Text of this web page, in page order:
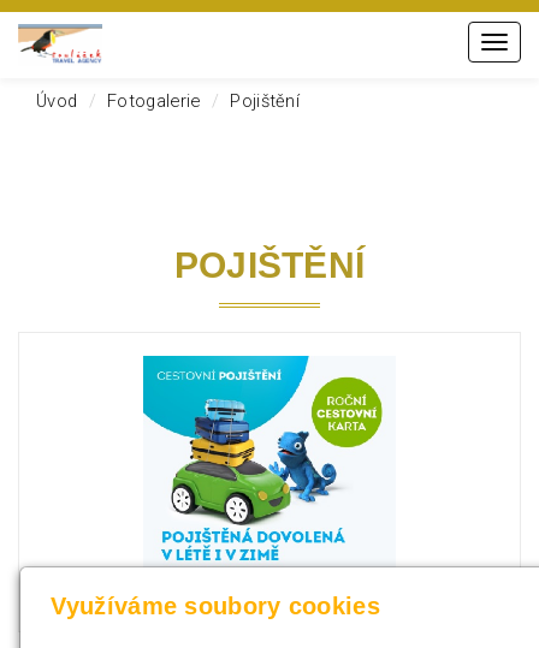
Menu
Úvod Fotogalerie Pojištění
POJIŠTĚNÍ
Využíváme soubory cookies